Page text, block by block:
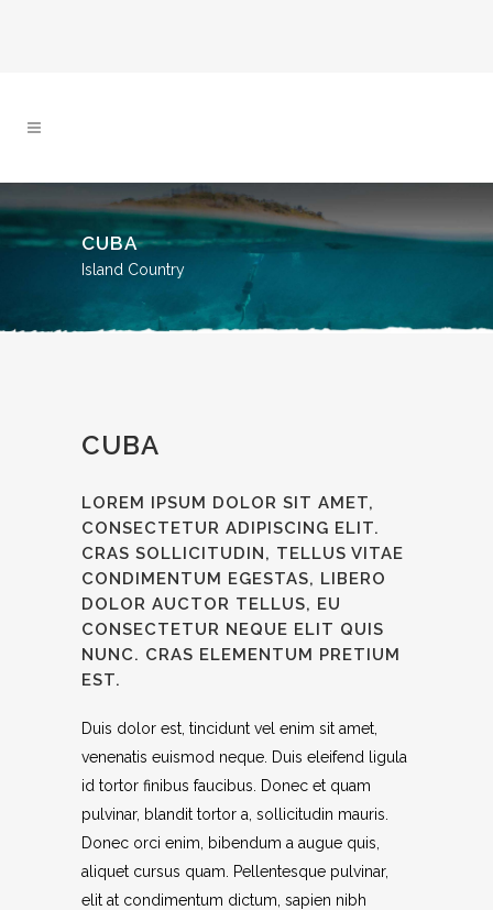
CUBA
Island Country
CUBA
LOREM IPSUM DOLOR SIT AMET,
CONSECTETUR ADIPISCING ELIT.
CRAS SOLLICITUDIN, TELLUS VITAE
CONDIMENTUM EGESTAS, LIBERO
DOLOR AUCTOR TELLUS, EU
CONSECTETUR NEQUE ELIT QUIS
NUNC. CRAS ELEMENTUM PRETIUM
EST.
Duis dolor est, tincidunt vel enim sit amet,
venenatis euismod neque. Duis eleifend ligula
id tortor finibus faucibus. Donec et quam
pulvinar, blandit tortor a, sollicitudin mauris.
Donec orci enim, bibendum a augue quis,
aliquet cursus quam. Pellentesque pulvinar,
elit at condimentum dictum, sapien nibh